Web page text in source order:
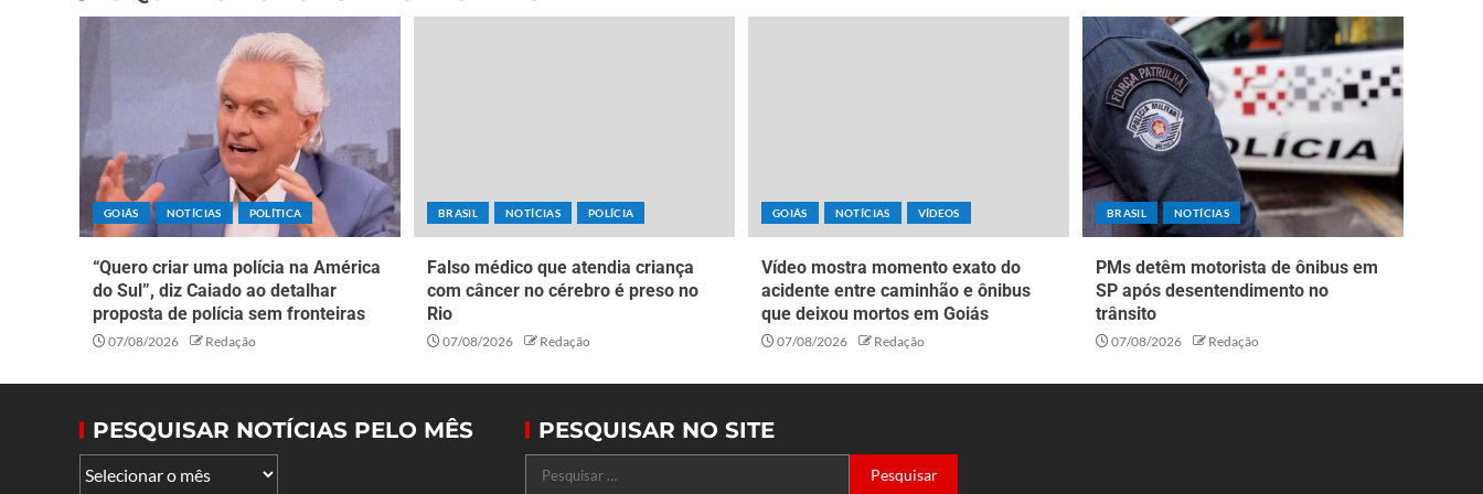
GOIÁS NOTÍCIAS POLÍTICA
“Quero criar uma polícia na América
do Sul”, diz Caiado ao detalhar
proposta de polícia sem fronteiras
07/08/2026 Redação
BRASIL NOTÍCIAS POLÍCIA
Falso médico que atendia criança
com câncer no cérebro é preso no
Rio
07/08/2026 Redação
GOIÁS NOTÍCIAS VÍDEOS
Vídeo mostra momento exato do
acidente entre caminhão e ônibus
que deixou mortos em Goiás
07/08/2026 Redação
BRASIL NOTÍCIAS
PMs detêm motorista de ônibus em
SP após desentendimento no
trânsito
07/08/2026 Redação
PESQUISAR NOTÍCIAS PELO MÊS PESQUISAR NO SITE